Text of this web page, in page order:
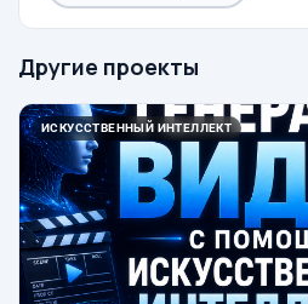
Другие проекты
ИСКУССТВЕННЫЙ ИНТЕЛЛЕКТ